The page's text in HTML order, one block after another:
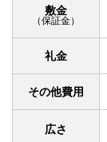
敷金
（保証金）
礼金
その他費用
広さ